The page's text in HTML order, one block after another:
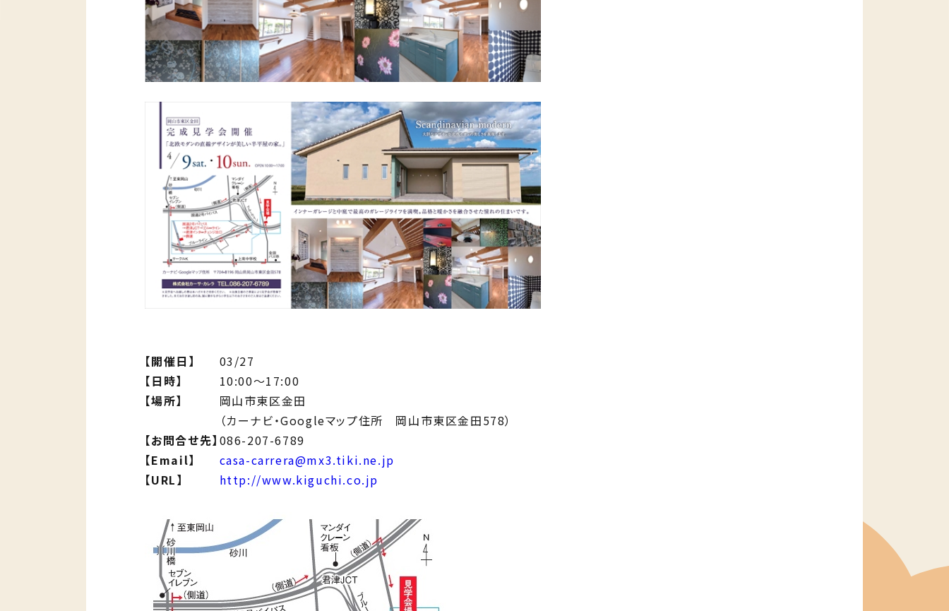
【開催日】
03/27
【日時】
10:00～17:00
【場所】
岡山市東区金田
（カーナビ・Googleマップ住所 岡山市東区金田578）
【お問合せ先】 086-207-6789
【Email】
casa-carrera@mx3.tiki.ne.jp
【URL】
http://www.kiguchi.co.jp